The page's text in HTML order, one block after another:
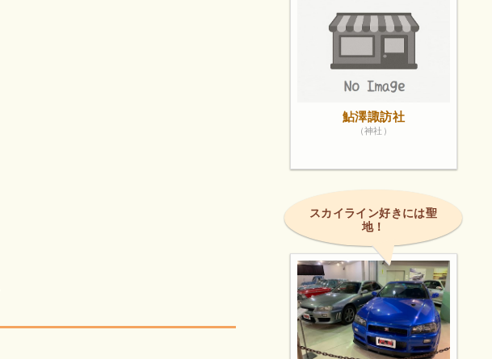
鮎澤諏訪社
（神社）
スカイライン好きには聖
地！